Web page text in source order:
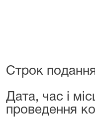
Строк
Дата, час і
проведення